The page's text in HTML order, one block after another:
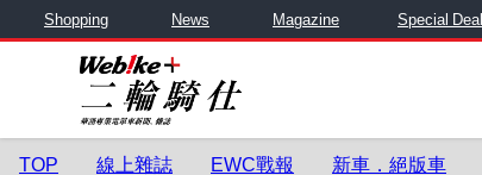
Shopping News Magazine Special
TOP 線上雜誌 EWC戰報 新車．絕版車